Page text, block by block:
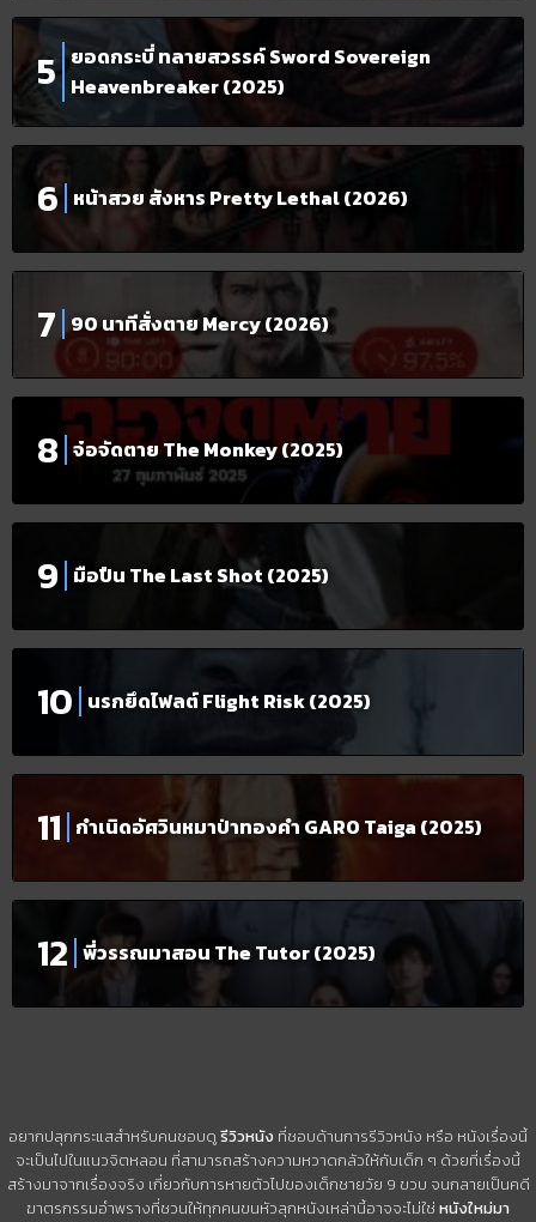
ยอดกระบี่ ทลายสวรรค์ Sword Sovereign
Heavenbreaker (2025)
หน้าสวย สังหาร Pretty Lethal (2026)
90 นาทีสั่งตาย Mercy (2026)
จ๋อจัดตาย The Monkey (2025)
มือปืน The Last Shot (2025)
นรกยึดไฟลต์ Flight Risk (2025)
กำเนิดอัศวินหมาป่าทองคำ GARO Taiga (2025)
พี่วรรณมาสอน The Tutor (2025)
อยากปลุกกระแสสำหรับคนชอบดูรีวิวหนัง ที่ชอบด้านการรีวิวหนัง หรือ หนังเรื่องนี้
จะเป็นไปในแนวจิตหลอน ที่สามารถสร้างความหวาดกลัวให้กับเด็ก ๆ ด้วยที่เรื่องนี้
สร้างมาจากเรื่องจริง เกี่ยวกับการหายตัวไปของเด็กชายวัย 9 ขวบ จนกลายเป็นคดี
ฆาตรกรรมอำพรางที่ชวนให้ทุกคนขนหัวลุกหนังเหล่านี้อาจจะไม่ใช่ หนังใหม่มา